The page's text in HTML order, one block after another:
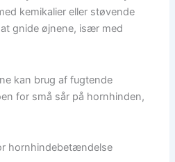
kemikalier eller støvende
gnide øjnene, især med
kan brug af fugtende
for små sår på hornhinden,
hornhindebetændelse